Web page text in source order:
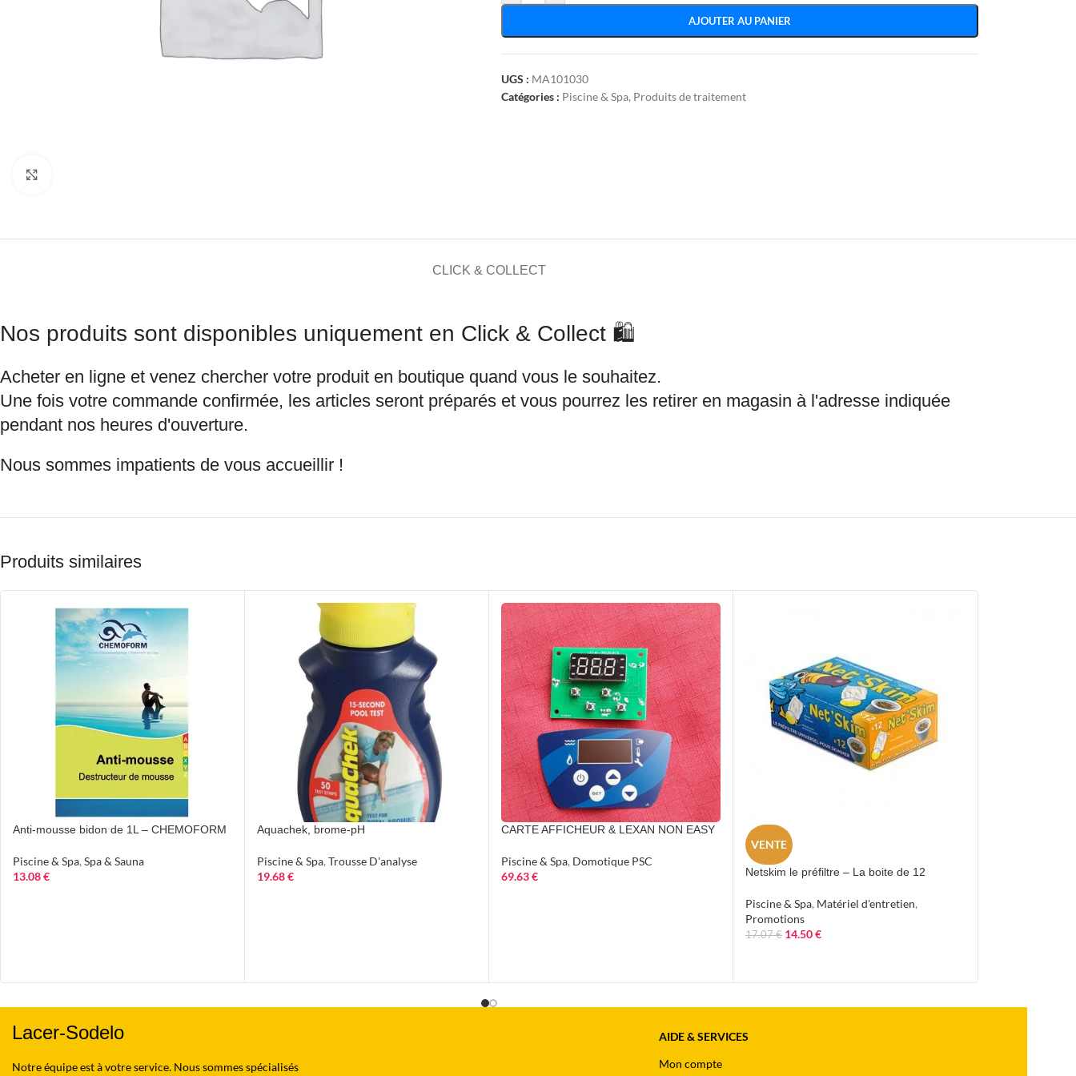
AJOUTER AU PANIER
UGS : MA101030
Catégories : Piscine & Spa, Produits de traitement
CLICK & COLLECT
Nos produits sont disponibles uniquement en Click & Collect 🛍️
Acheter en ligne et venez chercher votre produit en boutique quand vous le souhaitez.
Une fois votre commande confirmée, les articles seront préparés et vous pourrez les retirer en magasin à l'adresse indiquée
pendant nos heures d'ouverture.
Nous sommes impatients de vous accueillir !
Produits similaires
Anti-mousse bidon de 1L – CHEMOFORM
Piscine & Spa, Spa & Sauna
13.08€
Aquachek, brome-pH
Piscine & Spa, Trousse D'analyse
19.68€
CARTE AFFICHEUR & LEXAN NON EASY
Piscine & Spa, Domotique PSC
69.63€
VENTE
Netskim le préfiltre – La boite de 12
Piscine & Spa, Matériel d'entretien,
Promotions
17.07€ 14.50€
Lacer-Sodelo
Notre équipe est à votre service. Nous sommes spécialisés
AIDE & SERVICES
Mon compte